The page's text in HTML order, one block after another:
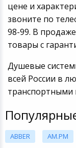
цене и
звоните по
98-99. В
товары с
Душевые
всей России в
транспортными
ABBER AM.PM